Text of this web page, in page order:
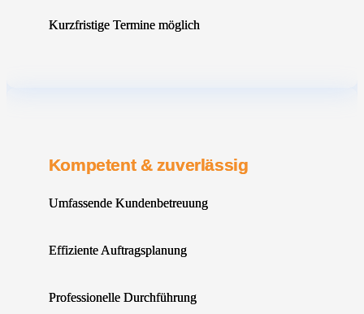
Kurzfristige Termine möglich
Kompetent & zuverlässig
Umfassende Kundenbetreuung
Effiziente Auftragsplanung
Professionelle Durchführung